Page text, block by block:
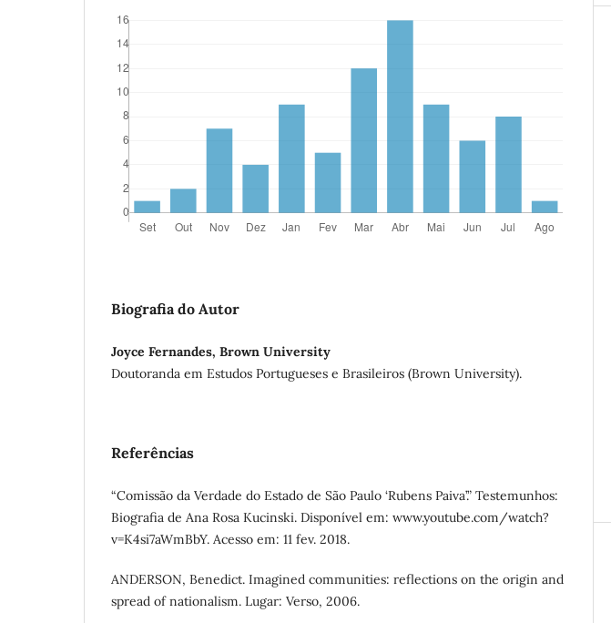
Biografia do Autor
Joyce Fernandes, Brown University
Doutoranda em Estudos Portugueses e Brasileiros (Brown University).
Referências
“Comissão da Verdade do Estado de São Paulo ‘Rubens Paiva’.” Testemunhos:
Biografia de Ana Rosa Kucinski. Disponível em: www.youtube.com/watch?
v=K4si7aWmBbY. Acesso em: 11 fev. 2018.
ANDERSON, Benedict. Imagined communities: reflections on the origin and
spread of nationalism. Lugar: Verso, 2006.